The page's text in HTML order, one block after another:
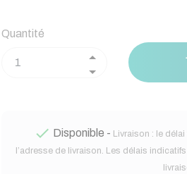
Quantité
 Disponible - Livraison : le
l’adresse de livraison. Les délais